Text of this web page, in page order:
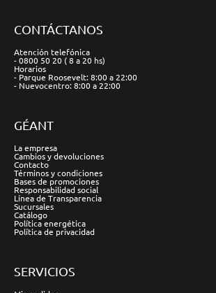
CONTÁCTANOS
Atención telefónica
- 0800 50 20 ( 8 a 20 hs)
Horarios
- Parque Roosevelt: 8:00 a 22:00
- Nuevocentro: 8:00 a 22:00
GÉANT
La empresa
Cambios y devoluciones
Contacto
Términos y condiciones
Bases de promociones
Responsabilidad social
Línea de Transparencia
Sucursales
Catálogo
Política energética
Política de privacidad
SERVICIOS